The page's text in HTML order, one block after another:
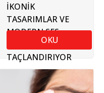
İKONİK
TASARIMLAR VE
MODERN SES
TEKNOLOJİLERİYLE
TAÇLANDIRIYOR
OKU